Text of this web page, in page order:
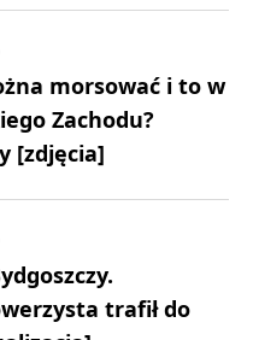
morsować i to w
Zachodu?
[zdjęcia]
trafił do